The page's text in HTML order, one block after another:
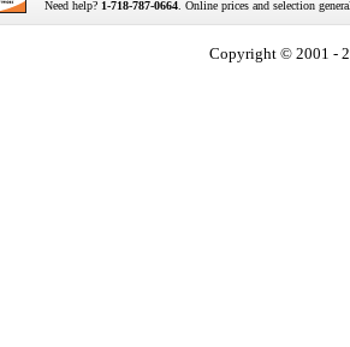
Need help? 1-718-787-0664 . Online prices and selection
Copyright © 2001 -